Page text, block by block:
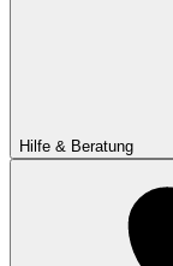
Hilfe & Beratung